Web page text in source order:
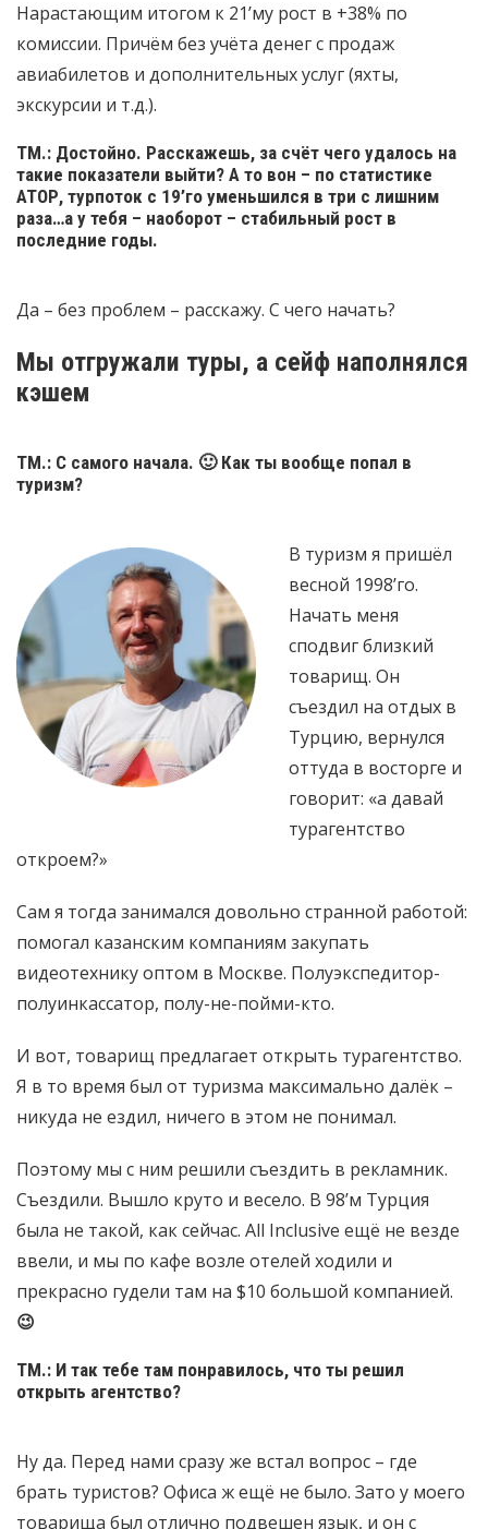
Нарастающим итогом к 21’му рост в +38% по
комиссии. Причём без учёта денег с продаж
авиабилетов и дополнительных услуг (яхты,
экскурсии и т.д.).
ТМ.: Достойно. Расскажешь, за счёт чего удалось на
такие показатели выйти? А то вон – по статистике
АТОР, турпоток с 19’го уменьшился в три с лишним
раза…а у тебя – наоборот – стабильный рост в
последние годы.
Да – без проблем – расскажу. С чего начать?
Мы отгружали туры, а сейф наполнялся
кэшем
ТМ.: С самого начала. 🙂 Как ты вообще попал в
туризм?
В туризм я пришёл
весной 1998’го.
Начать меня
сподвиг близкий
товарищ. Он
съездил на отдых в
Турцию, вернулся
оттуда в восторге и
говорит: «а давай
турагентство
откроем?»
Сам я тогда занимался довольно странной работой:
помогал казанским компаниям закупать
видеотехнику оптом в Москве. Полуэкспедитор-
полуинкассатор, полу-не-пойми-кто.
И вот, товарищ предлагает открыть турагентство.
Я в то время был от туризма максимально далёк –
никуда не ездил, ничего в этом не понимал.
Поэтому мы с ним решили съездить в рекламник.
Съездили. Вышло круто и весело. В 98’м Турция
была не такой, как сейчас. All Inclusive ещё не везде
ввели, и мы по кафе возле отелей ходили и
прекрасно гудели там на $10 большой компанией.
😉
ТМ.: И так тебе там понравилось, что ты решил
открыть агентство?
Ну да. Перед нами сразу же встал вопрос – где
брать туристов? Офиса ж ещё не было. Зато у моего
товарища был отлично подвешен язык, и он с